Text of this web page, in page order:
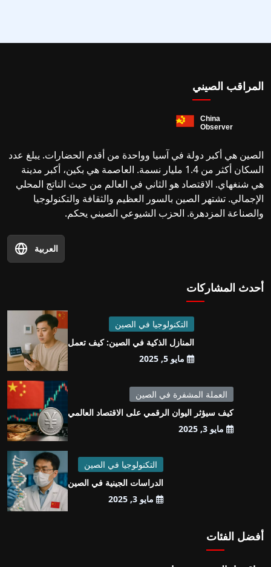
المراقب الصيني
الصين هي أكبر دولة في آسيا وواحدة من أقدم الحضارات. يبلغ عدد
السكان أكثر من 1.4 مليار نسمة. العاصمة هي بكين، أكبر مدينة
هي شنغهاي. الاقتصاد هو الثاني في العالم من حيث الناتج المحلي
الإجمالي. تشتهر الصين بالسور العظيم والثقافة والتكنولوجيا
والصناعة المزدهرة. الحزب الشيوعي الصيني يحكم.
العربية
أحدث المشاركات
التكنولوجيا في الصين
المنازل الذكية في الصين: كيف تعمل
مايو 5, 2025
العملة المشفرة في الصين
كيف سيؤثر اليوان الرقمي على الاقتصاد العالمي
مايو 3, 2025
التكنولوجيا في الصين
الدراسات الجينية في الصين
مايو 3, 2025
أفضل الفئات